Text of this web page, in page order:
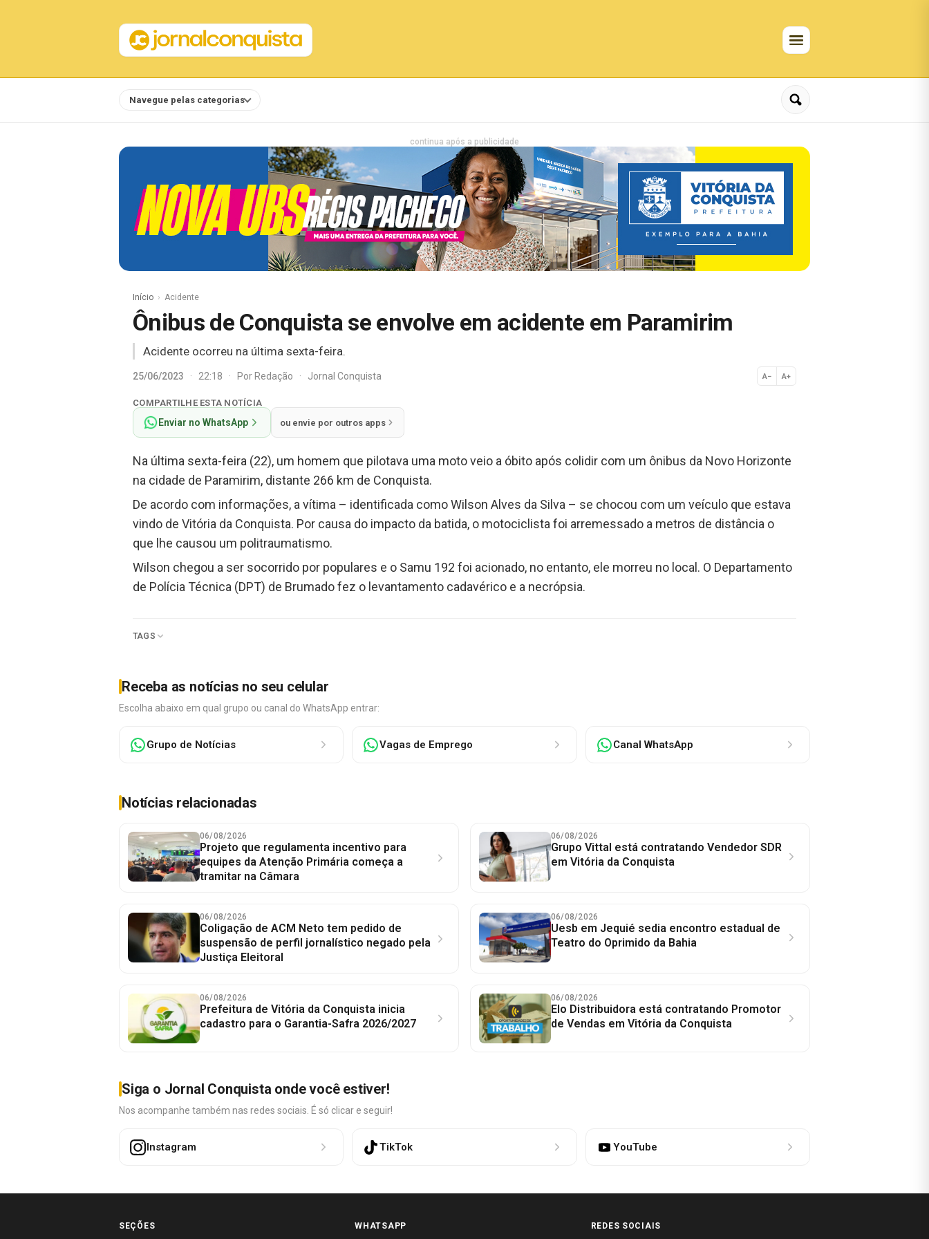
Navegue pelas categorias
continua após a publicidade
Início Acidente
Ônibus de Conquista se envolve em acidente em Paramirim
Acidente ocorreu na última sexta-feira.
25/06/2023 · 22:18 · PorRedação · Jornal Conquista A− A+
Normal
COMPARTILHE ESTA NOTÍCIA
Enviar no WhatsApp ou envie por outros apps
Na última sexta-feira (22), um homem que pilotava uma moto veio a óbito após colidir com um ônibus da Novo Horizonte
na cidade de Paramirim, distante 266 km de Conquista.
De acordo com informações, a vítima – identificada como Wilson Alves da Silva – se chocou com um veículo que estava
vindo de Vitória da Conquista. Por causa do impacto da batida, o motociclista foi arremessado a metros de distância o
que lhe causou um politraumatismo.
Wilson chegou a ser socorrido por populares e o Samu 192 foi acionado, no entanto, ele morreu no local. O Departamento
de Polícia Técnica (DPT) de Brumado fez o levantamento cadavérico e a necrópsia.
TAGS
Receba as notícias no seu celular
Escolha abaixo em qual grupo ou canal do WhatsApp entrar:
Grupo de Notícias Vagas de Emprego Canal WhatsApp
Notícias relacionadas
06/08/2026
Projeto que regulamenta incentivo para
equipes da Atenção Primária começa a
tramitar na Câmara
06/08/2026
Grupo Vittal está contratando Vendedor SDR
em Vitória da Conquista
06/08/2026
Coligação de ACM Neto tem pedido de
suspensão de perfil jornalístico negado pela
Justiça Eleitoral
06/08/2026
Uesb em Jequié sedia encontro estadual de
Teatro do Oprimido da Bahia
06/08/2026
Prefeitura de Vitória da Conquista inicia
cadastro para o Garantia-Safra 2026/2027
06/08/2026
Elo Distribuidora está contratando Promotor
de Vendas em Vitória da Conquista
Siga o Jornal Conquista onde você estiver!
Nos acompanhe também nas redes sociais. É só clicar e seguir!
Instagram TikTok YouTube
SEÇÕES WHATSAPP REDES SOCIAIS